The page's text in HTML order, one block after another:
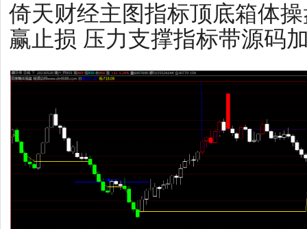
倚天财经主图指标顶底箱体
赢止损 压力支撑指标带源码